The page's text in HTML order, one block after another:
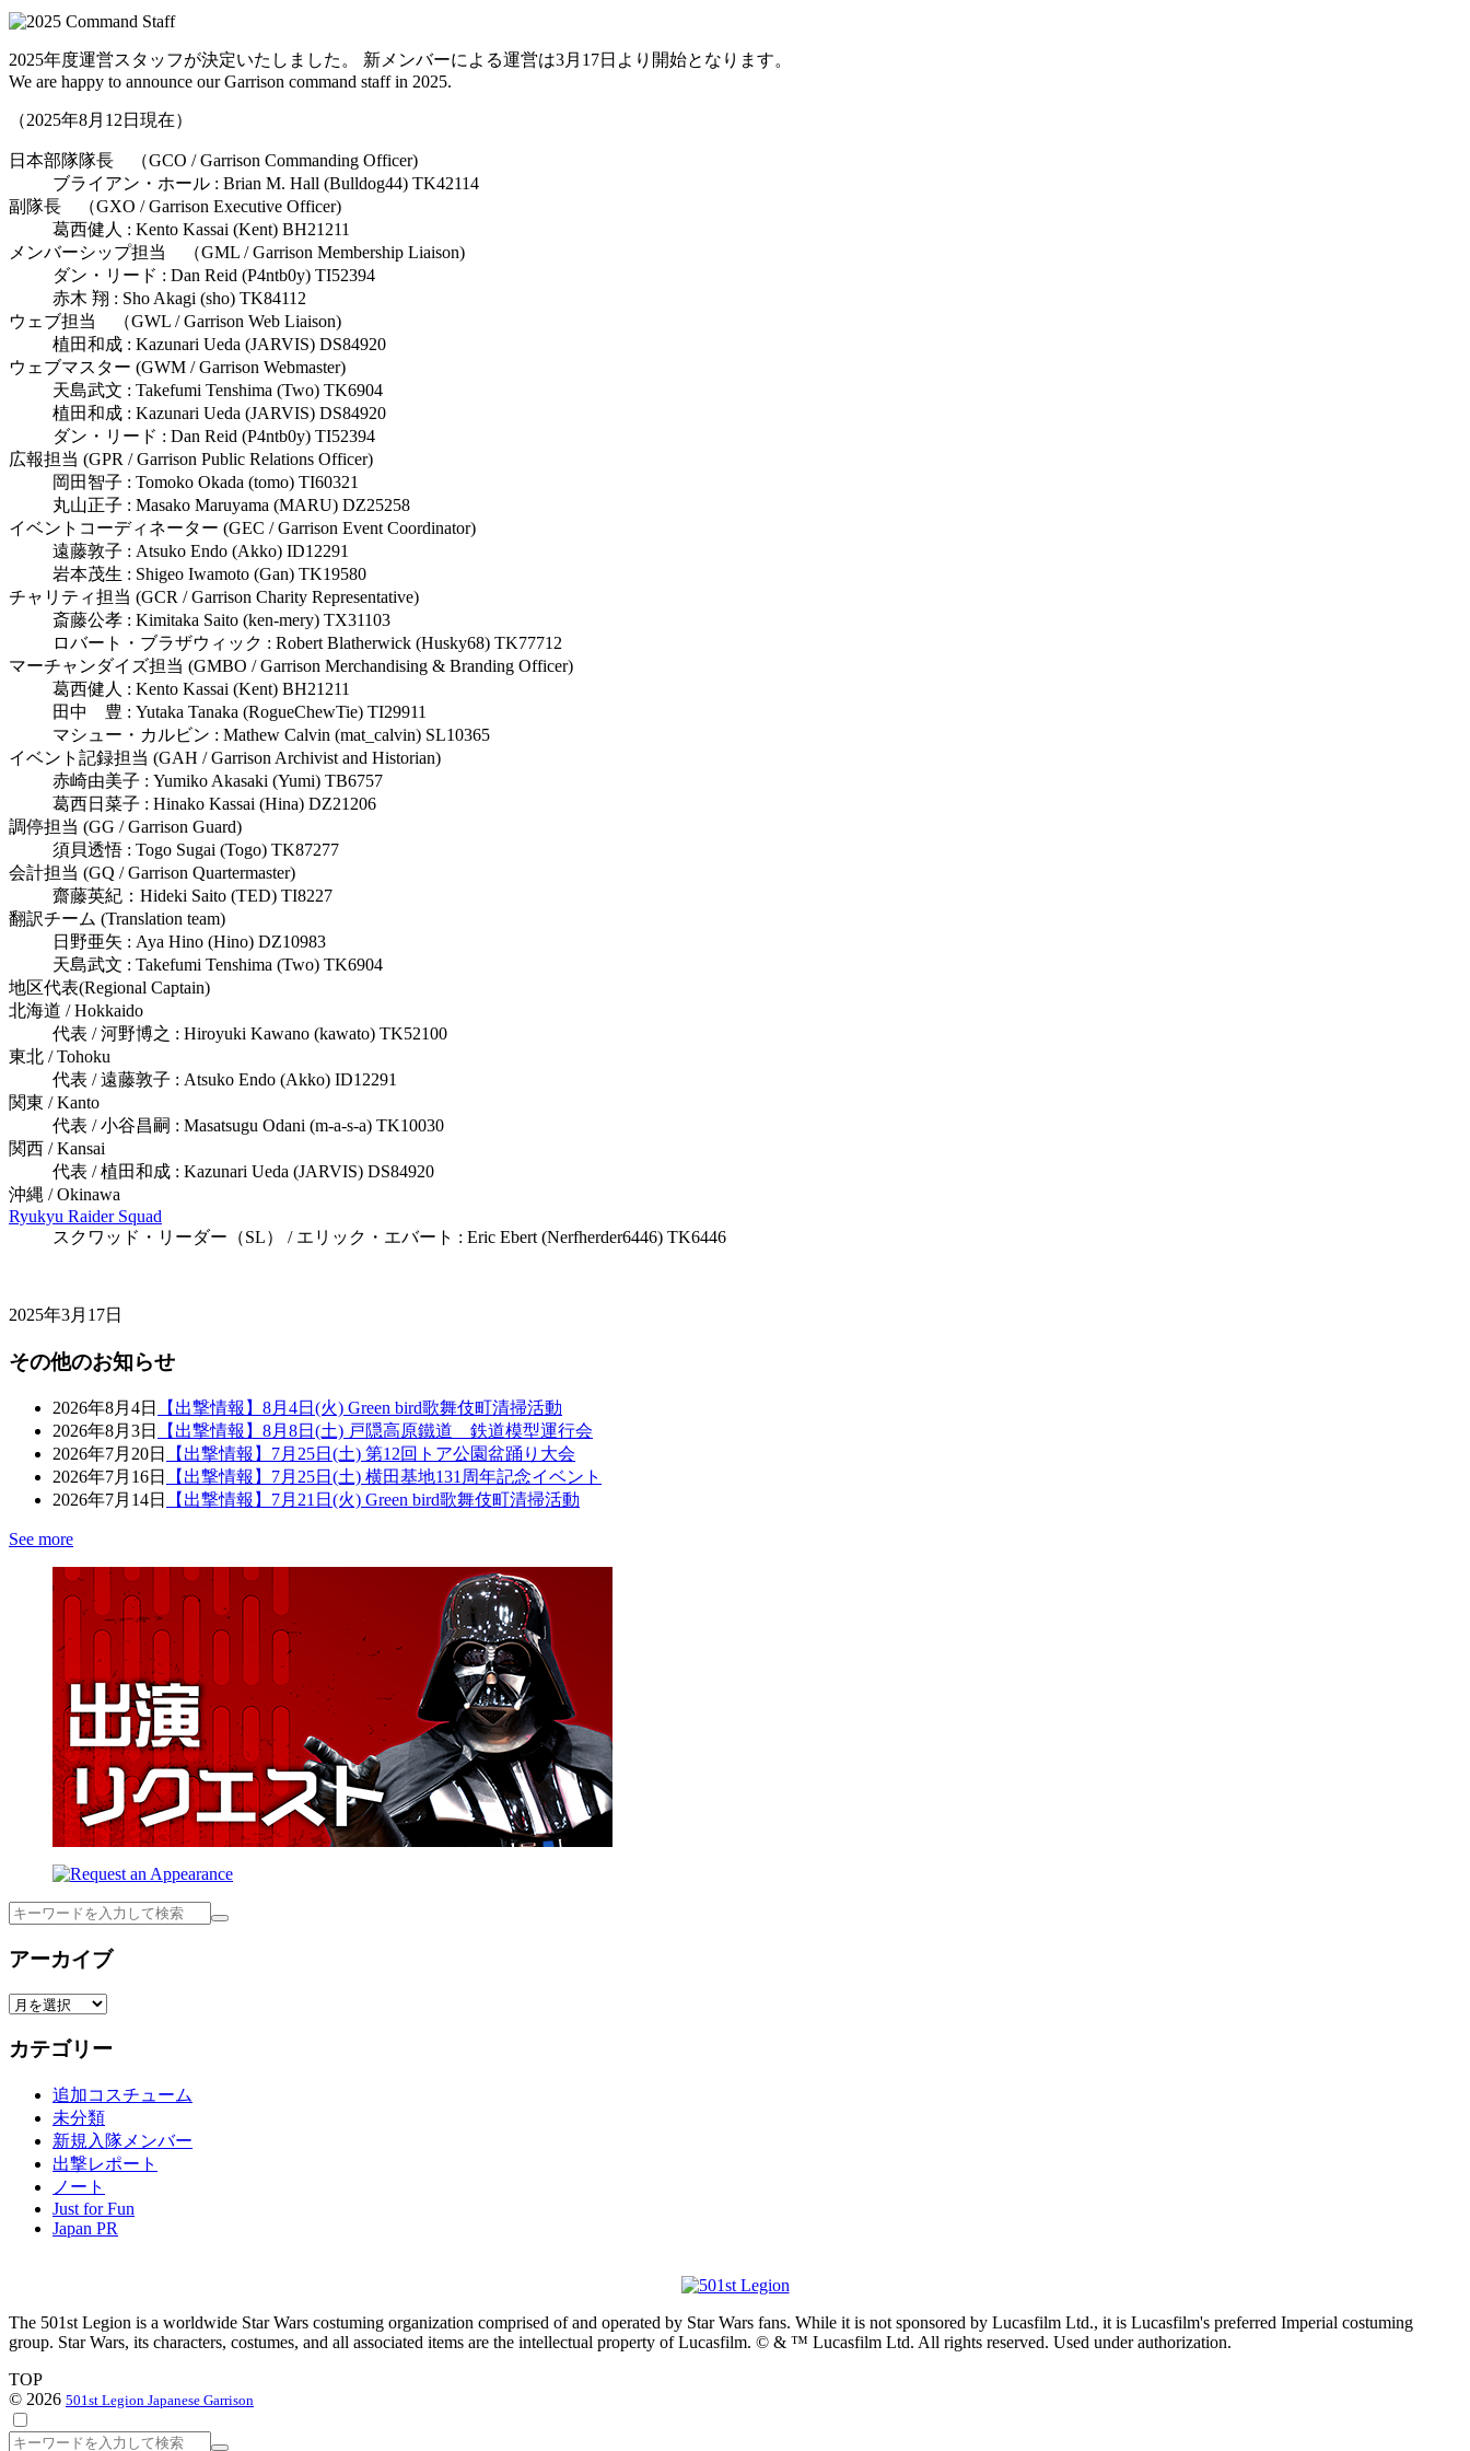
2025年度運営スタッフが決定いたしました。 新メンバーによる運営は3月17日より開始となります。
We are happy to announce our Garrison command staff in 2025.
（2025年8月12日現在）
日本部隊隊長 （GCO / Garrison Commanding Officer)
ブライアン・ホール : Brian M. Hall (Bulldog44) TK42114
副隊長 （GXO / Garrison Executive Officer)
葛西健人 : Kento Kassai (Kent) BH21211
メンバーシップ担当 （GML / Garrison Membership Liaison)
ダン・リード : Dan Reid (P4ntb0y) TI52394
赤木 翔 : Sho Akagi (sho) TK84112
ウェブ担当 （GWL / Garrison Web Liaison)
植田和成 : Kazunari Ueda (JARVIS) DS84920
ウェブマスター (GWM / Garrison Webmaster)
天島武文 : Takefumi Tenshima (Two) TK6904
植田和成 : Kazunari Ueda (JARVIS) DS84920
ダン・リード : Dan Reid (P4ntb0y) TI52394
広報担当 (GPR / Garrison Public Relations Officer)
岡田智子 : Tomoko Okada (tomo) TI60321
丸山正子 : Masako Maruyama (MARU) DZ25258
イベントコーディネーター (GEC / Garrison Event Coordinator)
遠藤敦子 : Atsuko Endo (Akko) ID12291
岩本茂生 : Shigeo Iwamoto (Gan) TK19580
チャリティ担当 (GCR / Garrison Charity Representative)
斎藤公孝 : Kimitaka Saito (ken-mery) TX31103
ロバート・ブラザウィック : Robert Blatherwick (Husky68) TK77712
マーチャンダイズ担当 (GMBO / Garrison Merchandising & Branding Officer)
葛西健人 : Kento Kassai (Kent) BH21211
田中 豊 : Yutaka Tanaka (RogueChewTie) TI29911
マシュー・カルビン : Mathew Calvin (mat_calvin) SL10365
イベント記録担当 (GAH / Garrison Archivist and Historian)
赤崎由美子 : Yumiko Akasaki (Yumi) TB6757
葛西日菜子 : Hinako Kassai (Hina) DZ21206
調停担当 (GG / Garrison Guard)
須貝透悟 : Togo Sugai (Togo) TK87277
会計担当 (GQ / Garrison Quartermaster)
齋藤英紀：Hideki Saito (TED) TI8227
翻訳チーム (Translation team)
日野亜矢 : Aya Hino (Hino) DZ10983
天島武文 : Takefumi Tenshima (Two) TK6904
地区代表(Regional Captain)
北海道 / Hokkaido
代表 / 河野博之 : Hiroyuki Kawano (kawato) TK52100
東北 / Tohoku
代表 / 遠藤敦子 : Atsuko Endo (Akko) ID12291
関東 / Kanto
代表 / 小谷昌嗣 : Masatsugu Odani (m-a-s-a) TK10030
関西 / Kansai
代表 / 植田和成 : Kazunari Ueda (JARVIS) DS84920
沖縄 / Okinawa
Ryukyu Raider Squad
スクワッド・リーダー（SL） / エリック・エバート : Eric Ebert (Nerfherder6446) TK6446
2025年3月17日
その他のお知らせ
2026年8月4日
【出撃情報】8月4日(火) Green bird歌舞伎町清掃活動
2026年8月3日
【出撃情報】8月8日(土) 戸隠高原鐵道 鉄道模型運行会
2026年7月20日
【出撃情報】7月25日(土) 第12回トア公園盆踊り大会
2026年7月16日
【出撃情報】7月25日(土) 横田基地131周年記念イベント
2026年7月14日
【出撃情報】7月21日(火) Green bird歌舞伎町清掃活動
See more
検
アーカイブ
ア
カ
カテゴリー
追加コスチューム
未分類
新規入隊メンバー
出撃レポート
ノート
Just for Fun
Japan PR
The 501st Legion is a worldwide Star Wars costuming organization comprised of and operated by Star Wars fans. While it is not sponsored by Lucasfilm Ltd., it is Lucasfilm's preferred Imperial costuming
group. Star Wars, its characters, costumes, and all associated items are the intellectual property of Lucasfilm. © & ™ Lucasfilm Ltd. All rights reserved. Used under authorization.
TOP
© 2026 501st Legion Japanese Garrison
検